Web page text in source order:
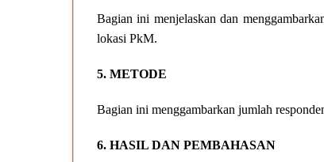
Bagian ini menjelaskan dan
lokasi PkM.
5. METODE
Bagian ini menggambarkan jumlah
6. HASIL DAN PEMBAHASAN